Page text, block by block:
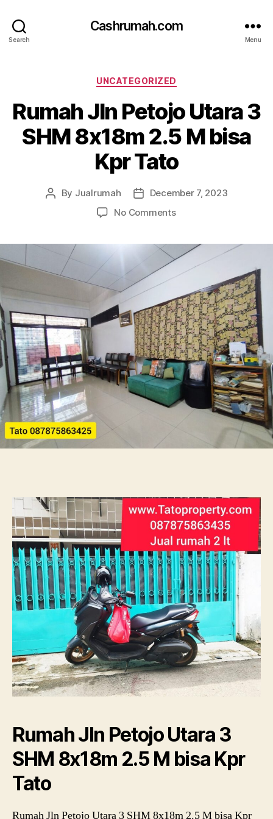
Search
Cashrumah.com
Menu
Categories
UNCATEGORIZED
Rumah Jln Petojo Utara 3
SHM 8x18m 2.5 M bisa
Kpr Tato
Post
By Jualrumah
PostDecember 7, 2023
No Commentson
Petojo
Utara
SHM
8x18m
2.5
M
bisa
Kpr
Tato
Rumah Jln Petojo Utara 3
SHM 8x18m 2.5 M bisa Kpr
Tato
Rumah Jln Petojo Utara 3 SHM 8x18m 2.5 M bisa Kpr